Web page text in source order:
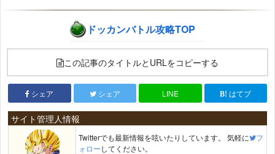
ドッカンバトル攻略TOP
この記事のタイトルとURLをコピーする
シェア シェア LINE はてブ
サイト管理人情報
Twitterでも最新情報を呟いたりしています。 気軽に
フ
ォローしてください。